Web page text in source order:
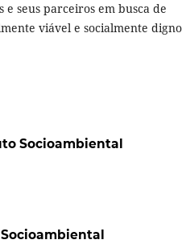
seus parceiros em busca de
viável e socialmente digno
Socioambiental